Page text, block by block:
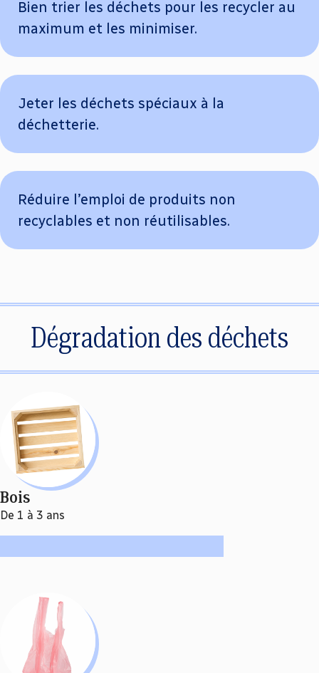
Bien trier les déchets pour les recycler au
maximum et les minimiser.
Jeter les déchets spéciaux à la
déchetterie.
Réduire l’emploi de produits non
recyclables et non réutilisables.
Dégradation des déchets
Bois
De 1 à 3 ans